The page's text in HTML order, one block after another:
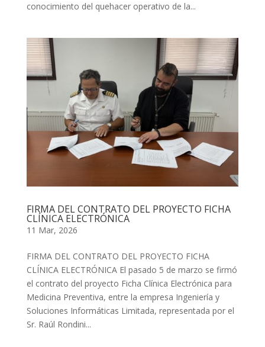
conocimiento del quehacer operativo de la...
FIRMA DEL CONTRATO DEL PROYECTO FICHA
CLÍNICA ELECTRÓNICA
11 Mar, 2026
FIRMA DEL CONTRATO DEL PROYECTO FICHA
CLÍNICA ELECTRÓNICA El pasado 5 de marzo se firmó
el contrato del proyecto Ficha Clínica Electrónica para
Medicina Preventiva, entre la empresa Ingeniería y
Soluciones Informáticas Limitada, representada por el
Sr. Raúl Rondini...